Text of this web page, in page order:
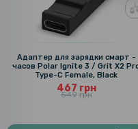
Адаптер для зарядки смарт -
часов Polar Ignite 3 / Grit X2
Type-C Female, Black
467 грн
549 грн